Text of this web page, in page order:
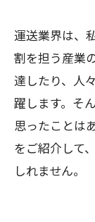
運送業界は、
割を担う産業
達したり、人
躍します。そ
思ったことは
をご紹介して
しれません。